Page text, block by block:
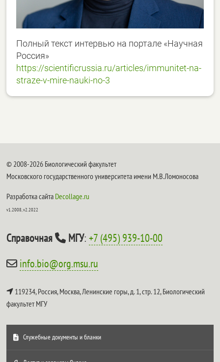
Полный текст интервью на портале «Научная
Россия»
https://scientificrussia.ru/articles/immunitet-na-
straze-v-mire-nauki-no-3
© 2008-2026 Биологический факультет
Московского государственного университета имени М.В.Ломоносова
Разработка сайта Decollage.ru
v1.2008, v2.2022
Справочная МГУ:+7 (495) 939-10-00
info.bio@org.msu.ru
119234, Россия, Москва, Ленинские горы, д. 1, стр. 12,Биологический
факультет МГУ
Служебные документы и бланки